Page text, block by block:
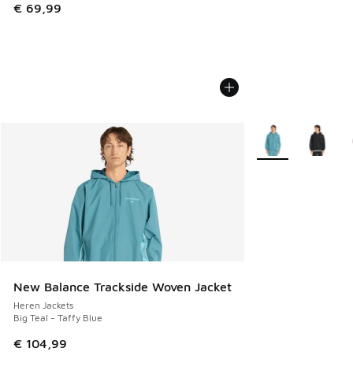
€ 69,99
New Balance Trackside Woven Jacket
Heren Jackets
Big Teal - Taffy Blue
€ 104,99
Meer kleuren